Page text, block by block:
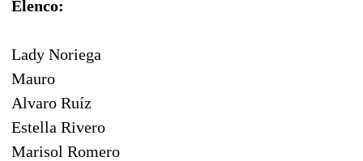
Elenco:
Lady Noriega
Mauro
Alvaro Ruíz
Estella Rivero
Marisol Romero